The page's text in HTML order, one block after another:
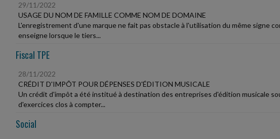
29/11/2022
USAGE DU NOM DE FAMILLE COMME NOM DE DOMAINE
L'enregistrement d'une marque ne fait pas obstacle à l'utilisation du même signe
enseigne lorsque le tiers...
Fiscal TPE
28/11/2022
CRÉDIT D'IMPÔT POUR DÉPENSES D'ÉDITION MUSICALE
Un crédit d'impôt a été institué à destination des entreprises d'édition musicale
d'exercices clos à compter...
Social